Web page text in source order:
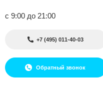
с 9:00 до 21:00
+7 (495) 011-40-03
Обратный звонок